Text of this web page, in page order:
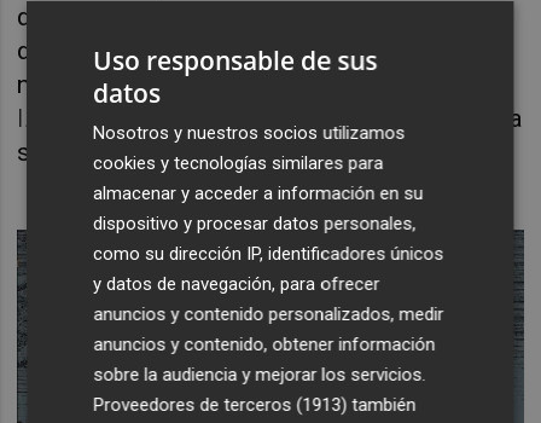
que el autor ha dedicado más de una década
de investigación. De hecho, es una obra que
nace planteada como una trilogía. Así,
I. El águila y la cruz
es la primera entrega de la
saga “Caos”.
Uso responsable de sus
datos
Nosotros y nuestros socios utilizamos
cookies y tecnologías similares para
almacenar y acceder a información en su
dispositivo y procesar datos personales,
como su dirección IP, identificadores únicos
y datos de navegación, para ofrecer
anuncios y contenido personalizados, medir
anuncios y contenido, obtener información
sobre la audiencia y mejorar los servicios.
Proveedores de terceros (1913) también